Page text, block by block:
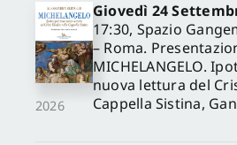
2026
Giovedì 24
17:30, Spazio
– Roma.
MICHELANGELO.
nuova lettura del
Cappella Sistina,